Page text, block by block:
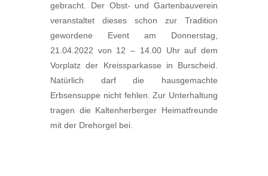
gebracht. Der Obst- und Gartenbauverein
veranstaltet dieses schon zur Tradition
gewordene Event am Donnerstag,
21.04.2022 von 12 – 14.00 Uhr auf dem
Vorplatz der Kreissparkasse in Burscheid.
Natürlich darf die hausgemachte
Erbsensuppe nicht fehlen. Zur Unterhaltung
tragen die Kaltenherberger Heimatfreunde
mit der Drehorgel bei.